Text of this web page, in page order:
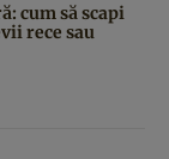
cum să scapi
rece sau